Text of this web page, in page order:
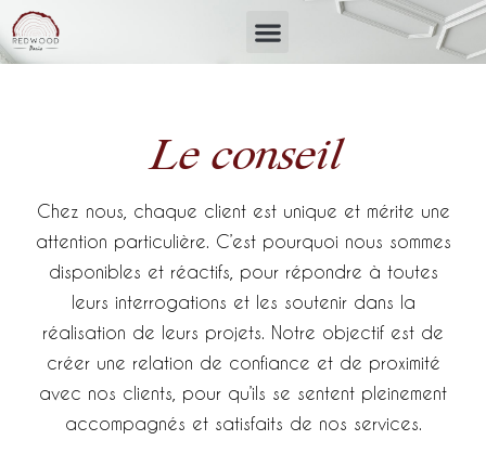
Le conseil
Chez nous, chaque client est unique et mérite une
attention particulière. C’est pourquoi nous sommes
disponibles et réactifs, pour répondre à toutes
leurs interrogations et les soutenir dans la
réalisation de leurs projets. Notre objectif est de
créer une relation de confiance et de proximité
avec nos clients, pour qu’ils se sentent pleinement
accompagnés et satisfaits de nos services.